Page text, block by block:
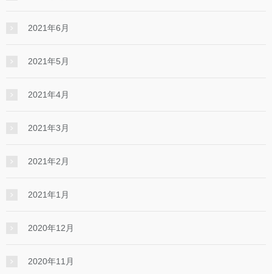
2021年6月
2021年5月
2021年4月
2021年3月
2021年2月
2021年1月
2020年12月
2020年11月